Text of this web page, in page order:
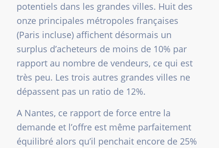
potentiels dans les grandes villes. Huit des
onze principales métropoles françaises
(Paris incluse) affichent désormais un
surplus d’acheteurs de moins de 10% par
rapport au nombre de vendeurs, ce qui est
très peu. Les trois autres grandes villes ne
dépassent pas un ratio de 12%.
A Nantes, ce rapport de force entre la
demande et l’offre est même parfaitement
équilibré alors qu’il penchait encore de 25%